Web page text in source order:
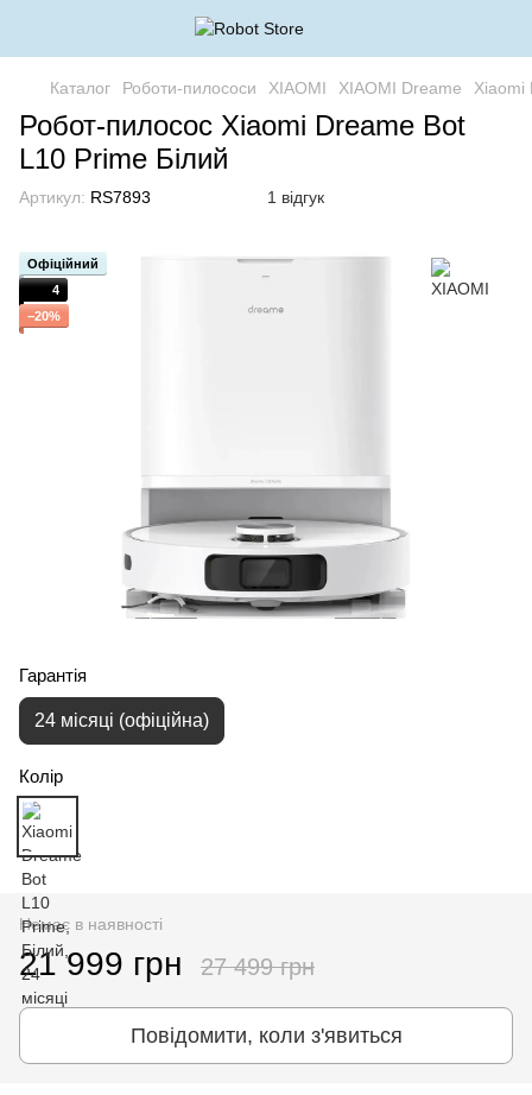
Каталог Роботи-пилососи XIAOMI XIAOMI Dreame Xiaomi
Робот-пилосос Xiaomi Dreame Bot
L10 Prime Білий
Артикул: RS7893 1 відгук
Офіційний
4
−20%
Гарантія
24 місяці (офіційна)
Колір
Немає в наявності
21 999 грн 27 499 грн
Повідомити, коли з'явиться